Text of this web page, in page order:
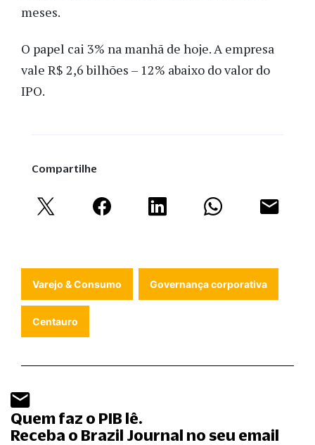
meses.
O papel cai 3% na manhã de hoje. A empresa
vale R$ 2,6 bilhões – 12% abaixo do valor do
IPO.
Compartilhe
Varejo & Consumo Governança corporativa
Centauro
Quem faz o PIB lê.
Receba o Brazil Journal no seu email